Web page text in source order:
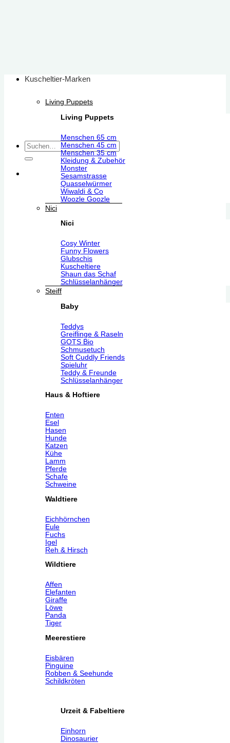
Suchen
nach:
Kuscheltier-Marken
Living Puppets
Living Puppets
Menschen 65 cm
Menschen 45 cm
Menschen 35 cm
Kleidung & Zubehör
Monster
Sesamstrasse
Quasselwürmer
Wiwaldi & Co
Woozle Goozle
Nici
Nici
Cosy Winter
Funny Flowers
Glubschis
Kuscheltiere
Shaun das Schaf
Schlüsselanhänger
Steiff
Baby
Teddys
Greiflinge & Raseln
GOTS Bio
Schmusetuch
Soft Cuddly Friends
Spieluhr
Teddy & Freunde
Schlüsselanhänger
Haus & Hoftiere
Enten
Esel
Hasen
Hunde
Katzen
Kühe
Lamm
Pferde
Schafe
Schweine
Waldtiere
Eichhörnchen
Eule
Fuchs
Igel
Reh & Hirsch
Wildtiere
Affen
Elefanten
Giraffe
Löwe
Panda
Tiger
Meerestiere
Eisbären
Pinguine
Robben & Seehunde
Schildkröten
Urzeit & Fabeltiere
Einhorn
Dinosaurier